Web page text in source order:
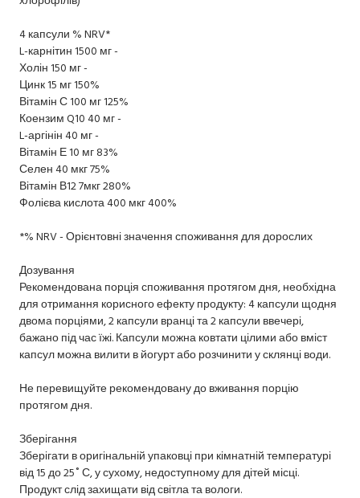
4 капсули % NRV*
L-карнітин 1500 мг -
Холін 150 мг -
Цинк 15 мг 150%
Вітамін С 100 мг 125%
Коензим Q10 40 мг -
L-аргінін 40 мг -
Вітамін Е 10 мг 83%
Селен 40 мкг 75%
Вітамін В12 7мкг 280%
Фолієва кислота 400 мкг 400%
*% NRV - Орієнтовні значення споживання для дорослих
Дозування
Рекомендована порція споживання протягом дня, необхідна
для отримання корисного ефекту продукту: 4 капсули щодня
двома порціями, 2 капсули вранці та 2 капсули ввечері,
бажано під час їжі. Капсули можна ковтати цілими або вміст
капсул можна вилити в йогурт або розчинити у склянці води.
Не перевищуйте рекомендовану до вживання порцію
протягом дня.
Зберігання
Зберігати в оригінальній упаковці при кімнатній температурі
від 15 до 25˚ С, у сухому, недоступному для дітей місці.
Продукт слід захищати від світла та вологи.